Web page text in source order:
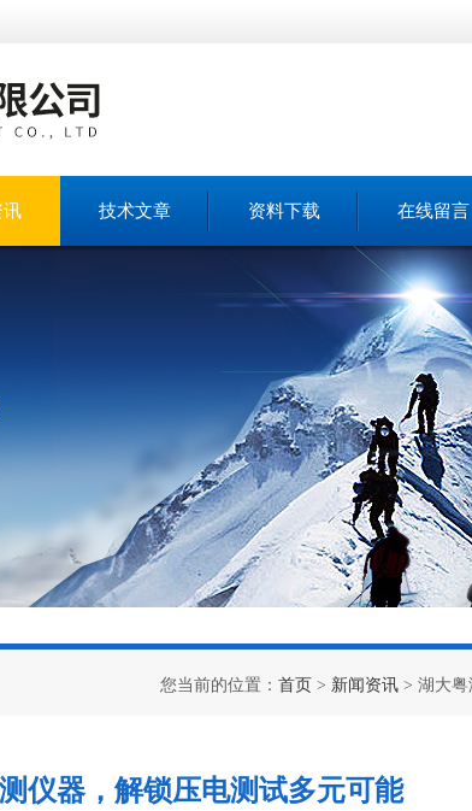
讯 技术文章 资料下载 在线留言
您当前的位置： 首页 > 新闻资讯 > 湖大
仪器，解锁压电测试多元可能